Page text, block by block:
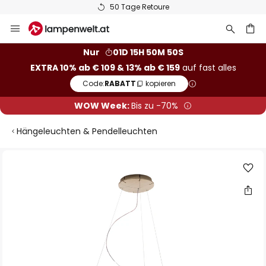
50 Tage Retoure
Inhalt
Nur
01D 15H 50M 49S
EXTRA 10% ab € 109 & 13% ab € 159auf fast alles
Code:RABATT kopieren
WOW Week:Bis zu -70%
Hängeleuchten & Pendelleuchten